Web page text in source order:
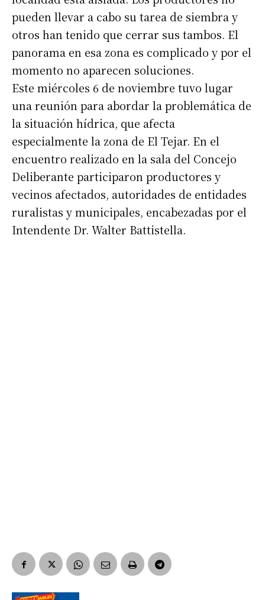
Suscribirme gratis
Dirección de correo electrónico*
Nombre
Número de teléfono
pueden llevar a cabo su tarea de siembra y
otros han tenido que cerrar sus tambos. El
panorama en esa zona es complicado y por el
momento no aparecen soluciones.
Este miércoles 6 de noviembre tuvo lugar
una reunión para abordar la problemática de
la situación hídrica, que afecta
especialmente la zona de El Tejar. En el
encuentro realizado en la sala del Concejo
Deliberante participaron productores y
vecinos afectados, autoridades de entidades
ruralistas y municipales, encabezadas por el
Intendente Dr. Walter Battistella.